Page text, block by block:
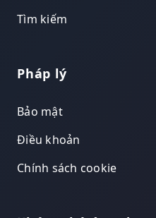
Tìm kiếm
Pháp lý
Bảo mật
Điều khoản
Chính sách cookie